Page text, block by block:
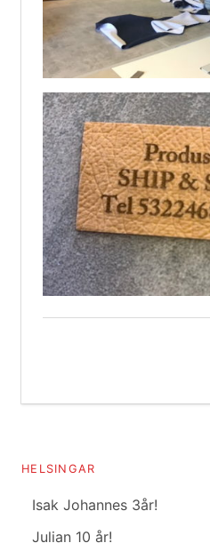
HELSINGAR
Isak Johannes 3år!
Julian 10 år!